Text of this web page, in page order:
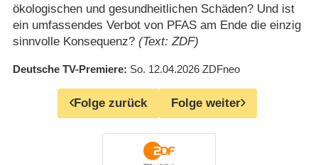
ökologischen und gesundheitlichen Schäden? Und ist
ein umfassendes Verbot von PFAS am Ende die einzig
sinnvolle Konsequenz? (Text: ZDF)
Deutsche TV-Premiere So. 12.04.2026 ZDFneo
Folge zurück Folge weiter